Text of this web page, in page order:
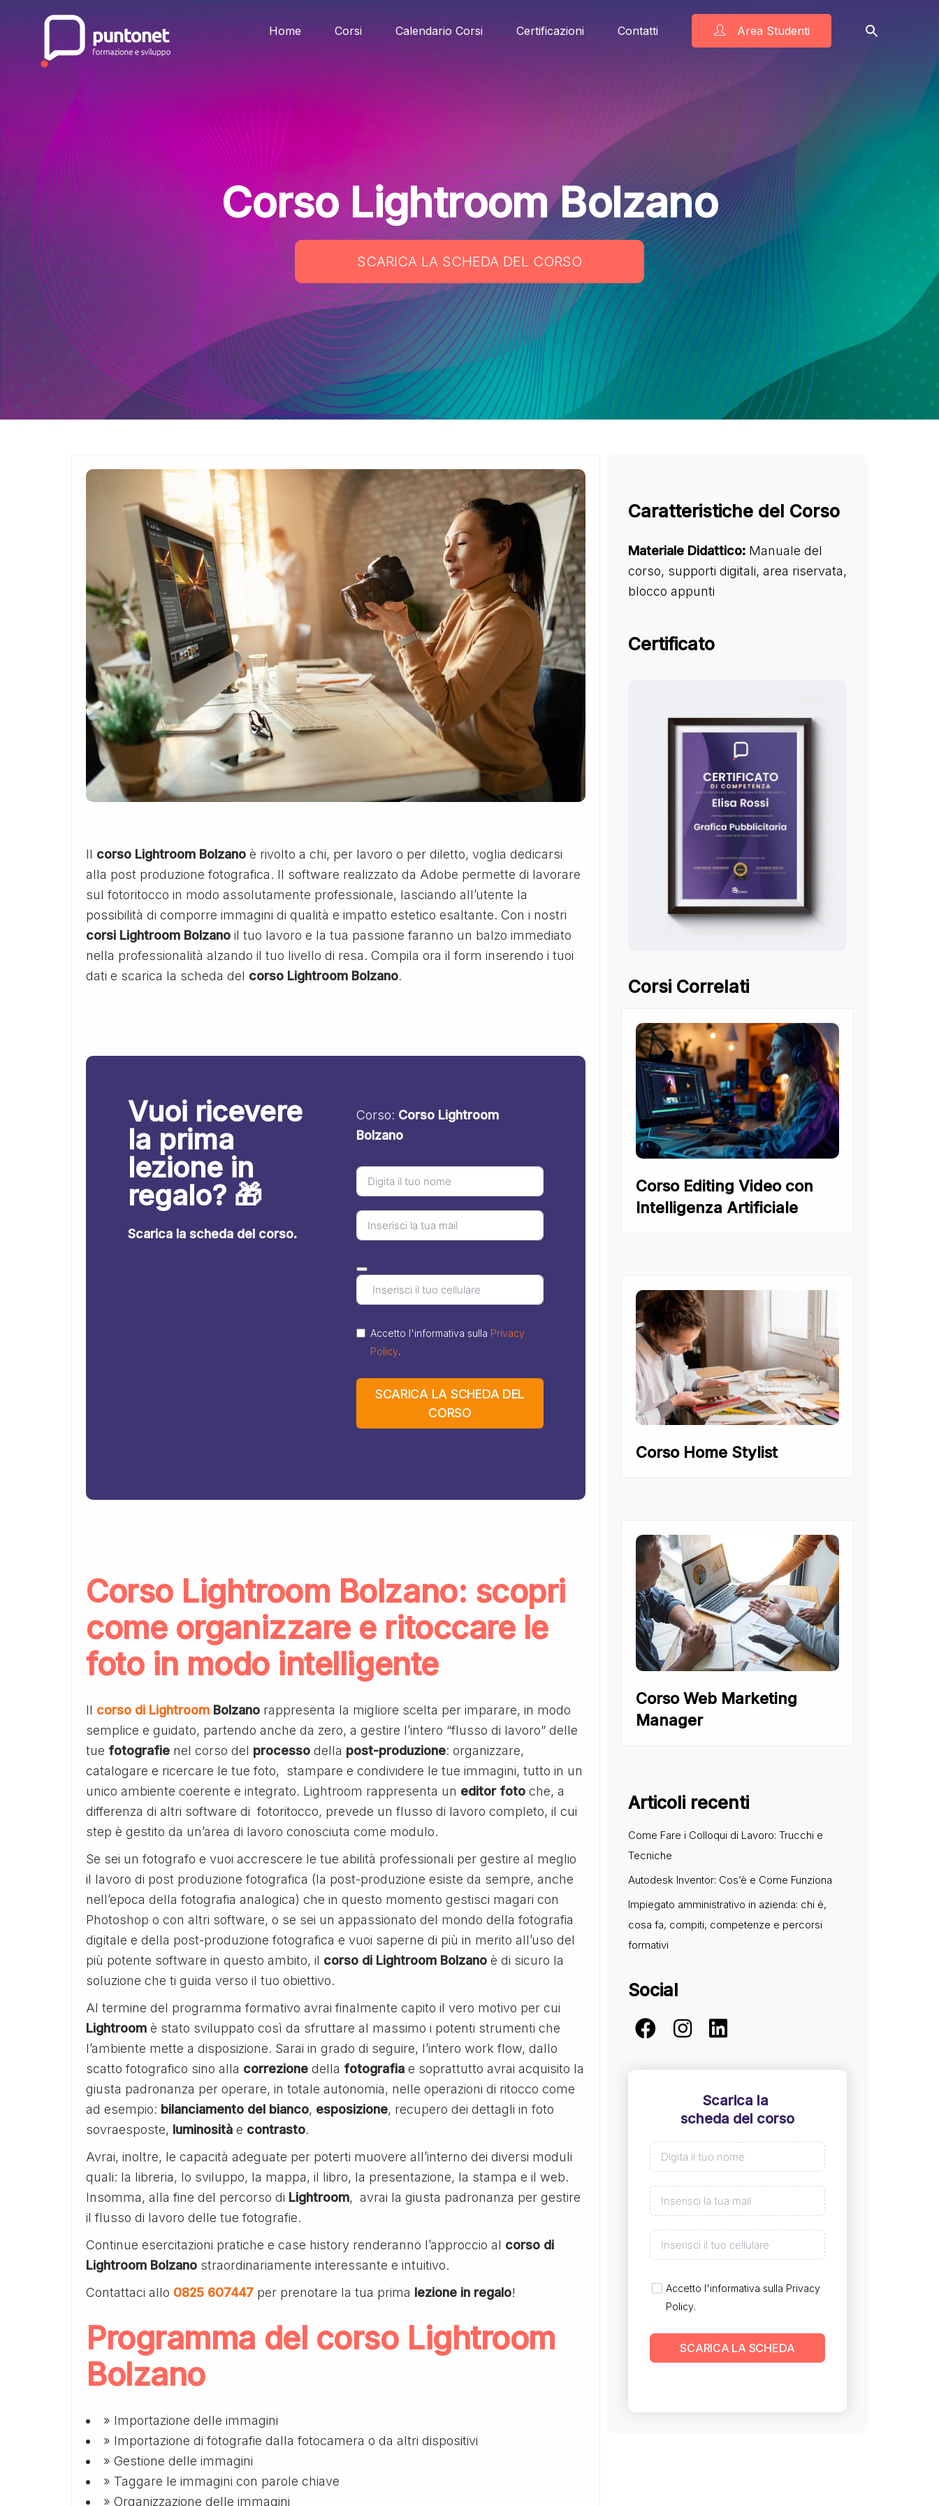
Home Corsi Calendario Corsi Certificazioni Contatti Area Studenti
Corso Lightroom Bolzano
SCARICA LA SCHEDA DEL CORSO
Il corso Lightroom Bolzano è rivolto a chi, per lavoro o per diletto, voglia dedicarsi
alla post produzione fotografica. Il software realizzato da Adobe permette di lavorare
sul fotoritocco in modo assolutamente professionale, lasciando all’utente la
possibilità di comporre immagini di qualità e impatto estetico esaltante. Con i nostri
corsi Lightroom Bolzano il tuo lavoro e la tua passione faranno un balzo immediato
nella professionalità alzando il tuo livello di resa. Compila ora il form inserendo i tuoi
dati e scarica la scheda del corso Lightroom Bolzano.
Vuoi ricevere
la prima
lezione in
regalo? 🎁
Scarica la scheda del corso.
Corso: Corso Lightroom
Bolzano
Accetto l'informativa sulla Privacy
Policy.
SCARICA LA SCHEDA DEL
CORSO
Corso Lightroom Bolzano: scopri
come organizzare e ritoccare le
foto in modo intelligente
Il corso di Lightroom Bolzano rappresenta la migliore scelta per imparare, in modo
semplice e guidato, partendo anche da zero, a gestire l’intero “flusso di lavoro” delle
tue fotografie nel corso del processo della post-produzione: organizzare,
catalogare e ricercare le tue foto, stampare e condividere le tue immagini, tutto in un
unico ambiente coerente e integrato. Lightroom rappresenta un editor foto che, a
differenza di altri software di fotoritocco, prevede un flusso di lavoro completo, il cui
step è gestito da un’area di lavoro conosciuta come modulo.
Se sei un fotografo e vuoi accrescere le tue abilità professionali per gestire al meglio
il lavoro di post produzione fotografica (la post-produzione esiste da sempre, anche
nell’epoca della fotografia analogica) che in questo momento gestisci magari con
Photoshop o con altri software, o se sei un appassionato del mondo della fotografia
digitale e della post-produzione fotografica e vuoi saperne di più in merito all’uso del
più potente software in questo ambito, il corso di Lightroom Bolzano è di sicuro la
soluzione che ti guida verso il tuo obiettivo.
Al termine del programma formativo avrai finalmente capito il vero motivo per cui
Lightroom è stato sviluppato così da sfruttare al massimo i potenti strumenti che
l’ambiente mette a disposizione. Sarai in grado di seguire, l’intero work flow, dallo
scatto fotografico sino alla correzione della fotografia e soprattutto avrai acquisito la
giusta padronanza per operare, in totale autonomia, nelle operazioni di ritocco come
ad esempio: bilanciamento del bianco, esposizione, recupero dei dettagli in foto
sovraesposte, luminosità e contrasto.
Avrai, inoltre, le capacità adeguate per poterti muovere all’interno dei diversi moduli
quali: la libreria, lo sviluppo, la mappa, il libro, la presentazione, la stampa e il web.
Insomma, alla fine del percorso di Lightroom, avrai la giusta padronanza per gestire
il flusso di lavoro delle tue fotografie.
Continue esercitazioni pratiche e case history renderanno l’approccio al corso di
Lightroom Bolzano straordinariamente interessante e intuitivo.
Contattaci allo 0825 607447 per prenotare la tua prima lezione in regalo!
Programma del corso Lightroom
Bolzano
» Importazione delle immagini
» Importazione di fotografie dalla fotocamera o da altri dispositivi
» Gestione delle immagini
» Taggare le immagini con parole chiave
» Organizzazione delle immagini
Caratteristiche del Corso
Materiale Didattico:Manuale del
corso, supporti digitali, area riservata,
blocco appunti
Certificato
Corsi Correlati
Corso Editing Video con
Intelligenza Artificiale
Corso Home Stylist
Corso Web Marketing
Manager
Articoli recenti
Come Fare i Colloqui di Lavoro: Trucchi e
Tecniche
Autodesk Inventor: Cos’è e Come Funziona
Impiegato amministrativo in azienda: chi è,
cosa fa, compiti, competenze e percorsi
formativi
Social
Scarica la
scheda del corso
Accetto l'informativa sulla Privacy
Policy.
SCARICA LA SCHEDA